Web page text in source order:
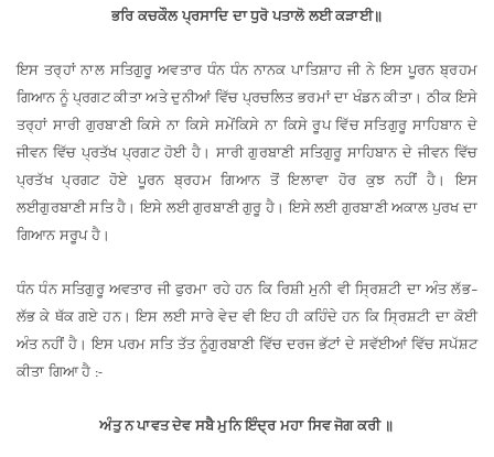
ਭਰਿ ਕਚਕੌਲ ਪ੍ਰਸਾਦਿ ਦਾ ਧੁਰੋ ਪਤਾਲੋ ਲਈ ਕੜਾਈ॥
ਇਸ ਤਰ੍ਹਾਂ ਨਾਲ ਸਤਿਗੁਰੂ ਅਵਤਾਰ ਧੰਨ ਧੰਨ ਨਾਨਕ ਪਾਤਿਸ਼ਾਹ ਜੀ ਨੇ ਇਸ ਪੂਰਨ ਬ੍ਰਹਮ
ਗਿਆਨ ਨੂੰ ਪ੍ਰਗਟ ਕੀਤਾ ਅਤੇ ਦੁਨੀਆਂ ਵਿੱਚ ਪ੍ਰਚਲਿਤ ਭਰਮਾਂ ਦਾ ਖੰਡਨ ਕੀਤਾ। ਠੀਕ ਇਸੇ
ਤਰ੍ਹਾਂ ਸਾਰੀ ਗੁਰਬਾਣੀ ਕਿਸੇ ਨਾ ਕਿਸੇ ਸਮੇਂਕਿਸੇ ਨਾ ਕਿਸੇ ਰੂਪ ਵਿੱਚ ਸਤਿਗੁਰੂ ਸਾਹਿਬਾਨ ਦੇ
ਜੀਵਨ ਵਿੱਚ ਪ੍ਰਤੱਖ ਪ੍ਰਗਟ ਹੋਈ ਹੈ । ਸਾਰੀ ਗੁਰਬਾਣੀ ਸਤਿਗੁਰੂ ਸਾਹਿਬਾਨ ਦੇ ਜੀਵਨ ਵਿੱਚ
ਪ੍ਰਤੱਖ ਪ੍ਰਗਟ ਹੋਏ ਪੂਰਨ ਬ੍ਰਹਮ ਗਿਆਨ ਤੋਂ ਇਲਾਵਾ ਹੋਰ ਕੁਝ ਨਹੀਂ ਹੈ।
ਇਸ
ਲਈਗੁਰਬਾਣੀ ਸਤਿ ਹੈ । ਇਸੇ ਲਈ ਗੁਰਬਾਣੀ ਗੁਰੂ ਹੈ । ਇਸੇ ਲਈ ਗੁਰਬਾਣੀ ਅਕਾਲ ਪੁਰਖ ਦਾ
ਗਿਆਨ ਸਰੂਪ ਹੈ।
ਧੰਨ ਧੰਨ ਸਤਿਗੁਰੂ ਅਵਤਾਰ ਜੀ ਫੁਰਮਾ ਰਹੇ ਹਨ ਕਿ ਰਿਸ਼ੀ ਮੁਨੀ ਵੀ ਸ੍ਰਿਸ਼ਟੀ ਦਾ ਅੰਤ ਲੱਭ–
ਲੱਭ ਕੇ ਥੱਕ ਗਏ ਹਨ। ਇਸ ਲਈ ਸਾਰੇ ਵੇਦ ਵੀ ਇਹ ਹੀ ਕਹਿੰਦੇ ਹਨ ਕਿ ਸ੍ਰਿਸ਼ਟੀ ਦਾ ਕੋਈ
ਅੰਤ ਨਹੀਂ ਹੈ । ਇਸ ਪਰਮ ਸਤਿ ਤੱਤ ਨੂੰਗੁਰਬਾਣੀ ਵਿੱਚ ਦਰਜ ਭੱਟਾਂ ਦੇ ਸਵੱਈਆਂ ਵਿੱਚ ਸਪੱਸ਼ਟ
ਕੀਤਾ ਗਿਆ ਹੈ :-
ਅੰਤੁ ਨ ਪਾਵਤ ਦੇਵ ਸਬੈ ਮੁਨਿ ਇੰਦ੍ਰ ਮਹਾ ਸਿਵ ਜੋਗ ਕਰੀ ॥